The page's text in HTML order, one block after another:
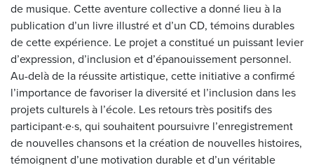
de musique. Cette aventure collective a donné lieu à la
publication d’un livre illustré et d’un CD, témoins durables
de cette expérience. Le projet a constitué un puissant levier
d’expression, d’inclusion et d’épanouissement personnel.
Au-delà de la réussite artistique, cette initiative a confirmé
l’importance de favoriser la diversité et l’inclusion dans les
projets culturels à l’école. Les retours très positifs des
participant·e·s, qui souhaitent poursuivre l’enregistrement
de nouvelles chansons et la création de nouvelles histoires,
témoignent d’une motivation durable et d’un véritable